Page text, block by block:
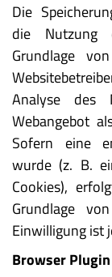
Die
die Nutzung
Grundlage
Analyse des
Webangebot
Sofern eine
wurde (z. B.
Cookies),
Grundlage
Einwilligung ist
Browser Plugin